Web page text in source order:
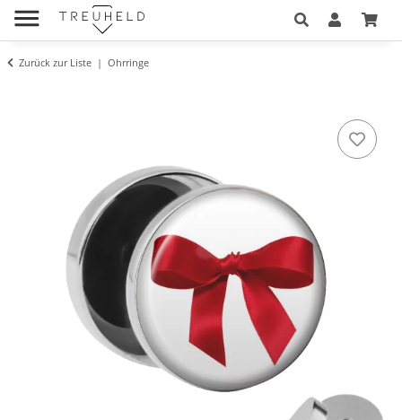
Zurück zur Liste Ohrringe